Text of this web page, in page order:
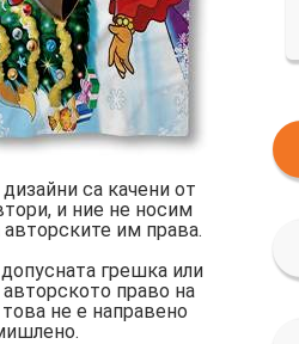
са качени от
и ние не носим
им права.
грешка или
право на
не е направено